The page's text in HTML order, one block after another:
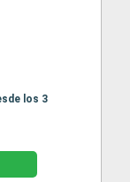
los 3